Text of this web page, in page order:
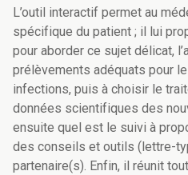
L’outil interactif permet au
spécifique du patient ; il lui
pour aborder ce sujet délicat,
prélèvements adéquats pour
infections, puis à choisir le
données scientifiques des
ensuite quel est le suivi à
des conseils et outils (lettre-
partenaire(s). Enfin, il réunit